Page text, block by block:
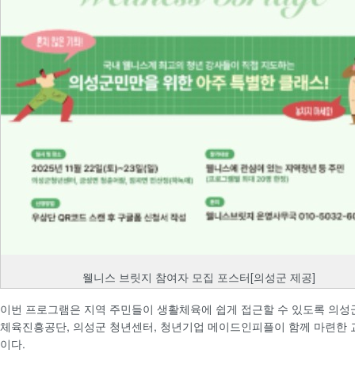
웰니스 브릿지 참여자 모집 포스터[의성군 제공]
이번 프로그램은 지역 주민들이 생활체육에 쉽게 접근할 수 있도록 의성
체육진흥공단, 의성군 청년센터, 청년기업 메이드인피플이 함께 마련한
이다.